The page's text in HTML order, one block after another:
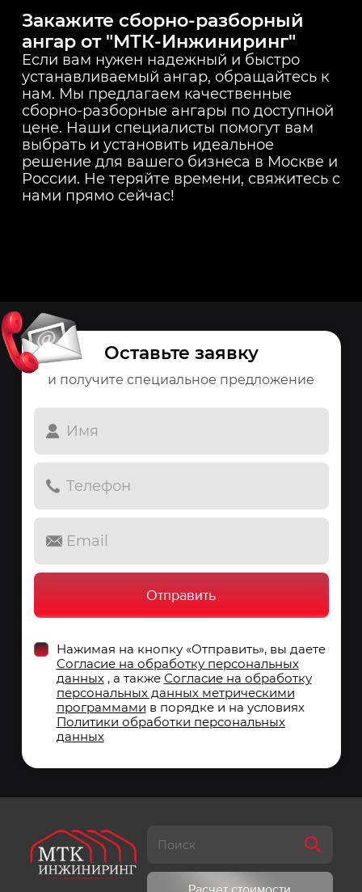
обслуживании и уходе,
сборно-разборный
ангар может
прослужить
десятилетия.
Закажите сборно-разборный
ангар от "МТК-Инжиниринг"
Если вам нужен надежный и быстро
устанавливаемый ангар, обращайтесь к
нам. Мы предлагаем качественные
сборно-разборные ангары по доступной
цене. Наши специалисты помогут вам
выбрать и установить идеальное
решение для вашего бизнеса в Москве и
России. Не теряйте времени, свяжитесь с
нами прямо сейчас!
Оставьте заявку
и получите специальное предложение
Нажимая на кнопку «Отправить», вы даете
Согласие на обработку персональных
данных, а также Согласие на обработку
персональных данных метрическими
программами в порядке и на условиях
Политики обработки персональных
данных